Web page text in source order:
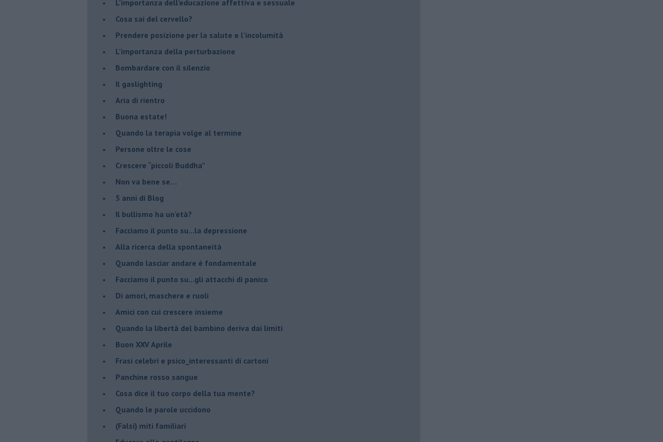
​L’importanza dell’educazione affettiva e sessuale
​Cosa sai del cervello?
Prendere posizione per la salute e l’incolumità
L’importanza della perturbazione
​Bombardare con il silenzio
Il gaslighting
Aria di rientro
Buona estate!
​Quando la terapia volge al termine
​Persone oltre le cose
​Crescere “piccoli Buddha”
Non va bene se…
​5 anni di Blog
​Il bullismo ha un’età?
Facciamo il punto su...la depressione
​Alla ricerca della spontaneità
​Quando lasciar andare è fondamentale
Facciamo il punto su...gli attacchi di panico
Di amori, maschere e ruoli
​Amici con cui crescere insieme
​Quando la libertà del bambino deriva dai limiti
Buon XXV Aprile
​Frasi celebri e psico_interessanti di cartoni
​Panchine rosso sangue
​Cosa dice il tuo corpo della tua mente?
​Quando le parole uccidono
​(Falsi) miti familiari